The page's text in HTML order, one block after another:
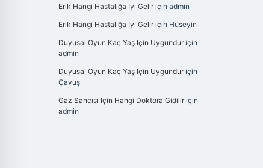
Erik Hangi Hastalığa Iyi Geliriçin admin
Erik Hangi Hastalığa Iyi Geliriçin Hüseyin
Duyusal Oyun Kaç Yaş Için Uygunduriçin
admin
Duyusal Oyun Kaç Yaş Için Uygunduriçin
Çavuş
Gaz Sancısı Için Hangi Doktora Gidiliriçin
admin